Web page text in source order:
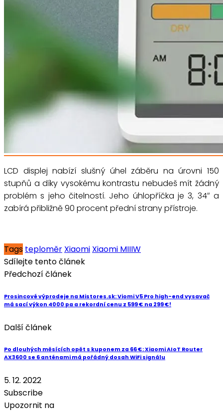
LCD displej nabízí slušný úhel záběru na úrovni 150
stupňů a díky vysokému kontrastu nebudeš mít žádný
problém s jeho čitelností. Jeho úhlopříčka je 3, 34″ a
zabírá přibližně 90 procent přední strany přístroje.
Tags teploměr Xiaomi Xiaomi MIIIW
Sdílejte tento článek
Předchozí článek
Prosincové výprodeje na Mistores.sk: Viomi V5 Pro high-end vysavač
má sací výkon 4000 pa a rekordní cenu z 599 € na 299 €!
Další článek
Po dlouhých měsících opět s kuponem za 66 €: Xiaomi AIoT Router
AX3600 se 6 anténami má pořádný dosah WiFi signálu
5. 12. 2022
Subscribe
Upozornit na